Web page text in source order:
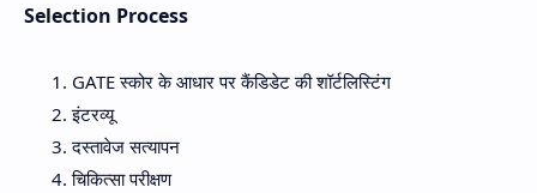
Selection Process
GATE स्कोर के आधार पर कैंडिडेट की शॉर्टलिस्टिंग
इंटरव्यू
दस्तावेज सत्यापन
चिकित्सा परीक्षण